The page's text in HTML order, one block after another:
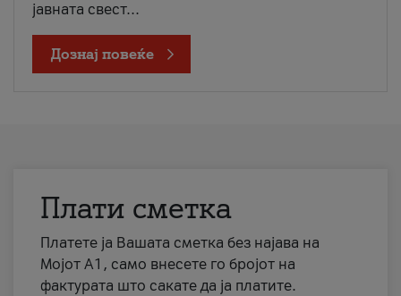
јавната свест...
Дознај повеќе
Плати сметка
Платете ја Вашата сметка без најава на
Мојот А1, само внесете го бројот на
фактурата што сакате да ја платите.